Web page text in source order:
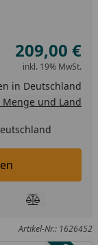
eins erhöhen
209,00 €
inkl. 19% MwSt.
in Deutschland
und Land
legen
Produkt
Artikel-Nr.: 1626452